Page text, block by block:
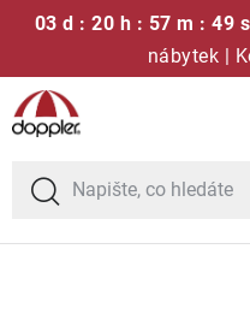
03 d : 20 h : 57 m : 48 s
nábytek |
Přejít
na
obsah
Sedací soupravy
Slunečníky
Doprava zdarma při